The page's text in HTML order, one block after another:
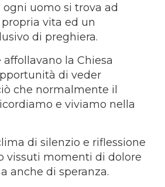
uomo si trova ad
vita ed un
di preghiera.
affollavano la Chiesa
di veder
che normalmente il
e viviamo nella
di silenzio e riflessione
vissuti momenti di dolore
anche di speranza.